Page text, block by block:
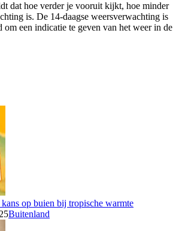
dat hoe verder je vooruit kijkt, hoe minder
is. De 14-daagse weersverwachting is
om een indicatie te geven van het weer in de
op buien bij tropische warmte
Buitenland